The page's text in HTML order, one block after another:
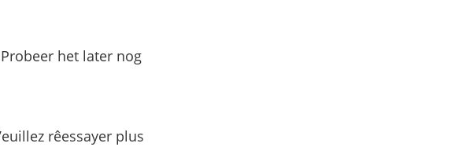
het later nog
rêessayer plus